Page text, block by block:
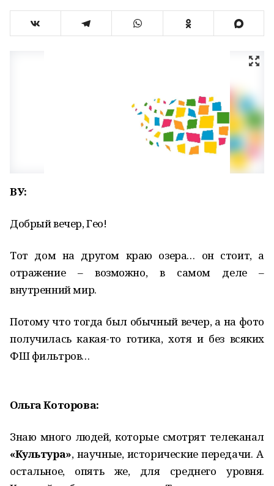
ВУ:
Добрый вечер, Гео!
Тот дом на другом краю озера… он стоит, а
отражение – возможно, в самом деле –
внутренний мир.
Потому что тогда был обычный вечер, а на фото
получилась какая-то готика, хотя и без всяких
ФШ фильтров…
Ольга Которова:
Знаю много людей, которые смотрят телеканал
«Культура», научные, исторические передачи. А
остальное, опять же, для среднего уровня.